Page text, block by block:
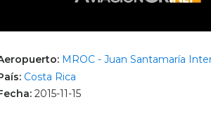
MROC - Juan Santamaría
Costa Rica
2015-11-15